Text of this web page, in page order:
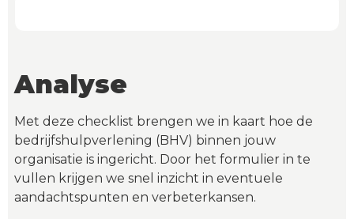
Analyse
Met deze checklist brengen we in kaart hoe de
bedrijfshulpverlening (BHV) binnen jouw
organisatie is ingericht. Door het formulier in te
vullen krijgen we snel inzicht in eventuele
aandachtspunten en verbeterkansen.